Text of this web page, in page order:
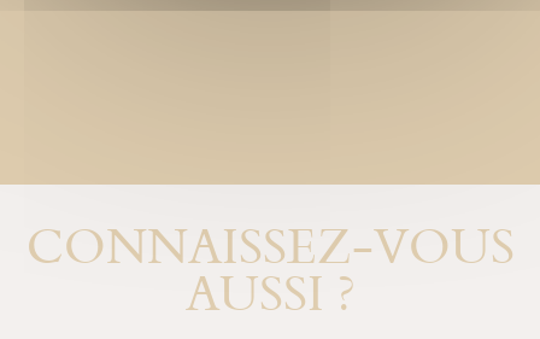
CONNAISSEZ-VOUS
AUSSI ?